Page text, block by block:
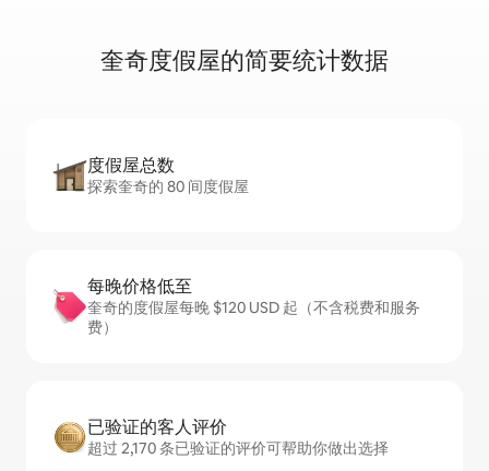
奎奇度假屋的简要统计数据
度假屋总数
探索奎奇的 80 间度假屋
每晚价格低至
奎奇的度假屋每晚 $120 USD 起（不含税费和服务
费）
已验证的客人评价
超过 2,170 条已验证的评价可帮助你做出选择